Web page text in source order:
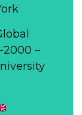
2000 –